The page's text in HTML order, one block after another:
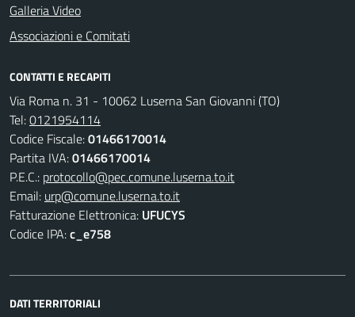
Galleria Video
Associazioni e Comitati
CONTATTI E RECAPITI
Via Roma n. 31 - 10062 Luserna San Giovanni (TO)
Tel:0121954114
Codice Fiscale:01466170014
Partita IVA:01466170014
P.E.C.: protocollo@pec.comune.luserna.to.it
Email: urp@comune.luserna.to.it
Fatturazione Elettronica: UFUCYS
Codice IPA:c_e758
DATI TERRITORIALI